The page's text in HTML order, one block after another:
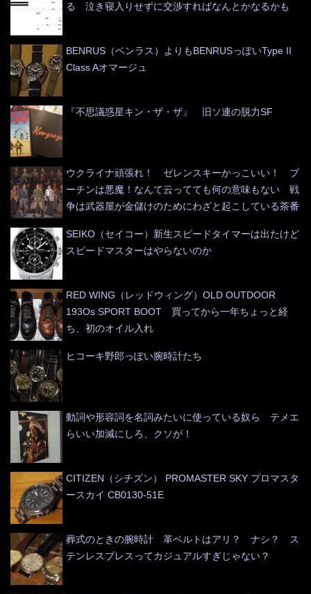
る 泣き寝入りせずに交渉すればなんとかなるかも
BENRUS（ベンラス）よりもBENRUSっぽいType II
Class Aオマージュ
『不思議惑星キン・ザ・ザ』 旧ソ連の脱力SF
ウクライナ頑張れ！ ゼレンスキーかっこいい！ プ
ーチンは悪魔！なんて云ってても何の意味もない 戦
争は武器屋が金儲けのためにわざと起こしている茶番
SEIKO（セイコー）新生スピードタイマーは出たけど
スピードマスターはやらないのか
RED WING（レッドウィング）OLD OUTDOOR
193Os SPORT BOOT 買ってから一年ちょっと経
ち、初のオイル入れ
ヒコーキ野郎っぽい腕時計たち
動詞や形容詞を名詞みたいに使っている奴ら テメエ
らいい加減にしろ、クソが！
CITIZEN（シチズン） PROMASTER SKY プロマスタ
ースカイ CB0130-51E
葬式のときの腕時計 革ベルトはアリ？ ナシ？ ス
テンレスブレスってカジュアルすぎじゃない？